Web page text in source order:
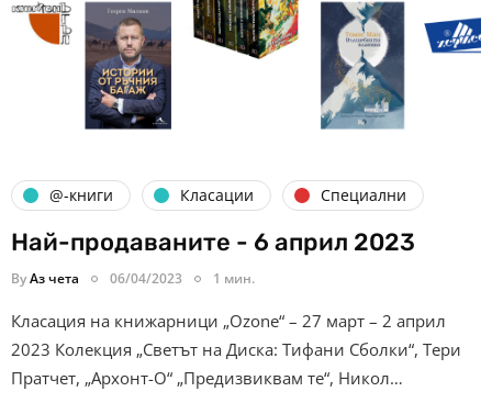
@-книги Класации Специални
Най-продаваните - 6 април 2023
ByАз чета 06/04/2023 1 мин.
Класация на книжарници „Ozone“ – 27 март – 2 април
2023 Колекция „Светът на Диска: Тифани Сболки“, Тери
Пратчет, „Архонт-О“ „Предизвиквам те“, Никол…